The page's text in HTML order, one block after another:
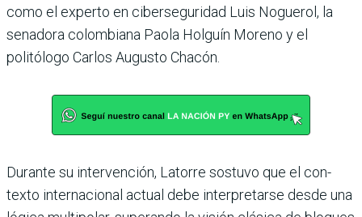
como el experto en ciberseguridad Luis Noguerol, la
senadora colombiana Paola Holguín Moreno y el
politólogo Car­los Augusto Chacón.
Durante su intervención, Latorre sostuvo que el con­
texto internacional actual debe interpretarse desde una